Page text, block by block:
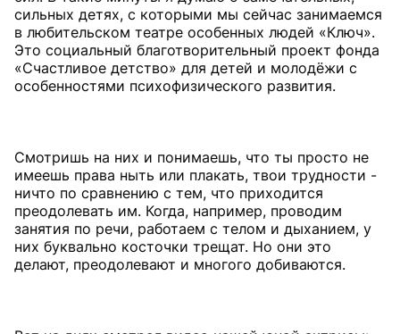
сильных детях, с которыми мы сейчас занимаемся
в любительском театре особенных людей «Ключ».
Это социальный благотворительный проект фонда
«Счастливое детство» для детей и молодёжи с
особенностями психофизического развития.
Смотришь на них и понимаешь, что ты просто не
имеешь права ныть или плакать, твои трудности -
ничто по сравнению с тем, что приходится
преодолевать им. Когда, например, проводим
занятия по речи, работаем с телом и дыханием, у
них буквально косточки трещат. Но они это
делают, преодолевают и многого добиваются.